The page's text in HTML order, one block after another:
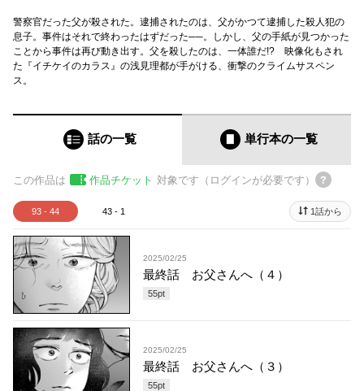
警察官だった父が殺された。逮捕されたのは、父がかつて逮捕した殺人犯の
息子。事件はそれで終わったはずだった──。しかし、父の手紙が見つかった
ことから事件は再び動き出す。父を殺したのは、一体誰だ!? 映像化もされ
た『イチケイのカラス』の浅見理都が手がける、衝撃のクライムサスペン
ス。
話の一覧 単行本の一覧
この作品は 作品チケット 対象です（ログインが必要です）
93 - 44 43 - 1 1話から
2025/02/25
最終話 お父さんへ（４）
55pt
2025/02/25
最終話 お父さんへ（３）
55pt